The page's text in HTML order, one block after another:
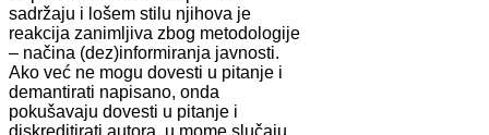
sadržaju i lošem stilu njihova je
reakcija zanimljiva zbog metodologije
– načina (dez)informiranja javnosti.
Ako već ne mogu dovesti u pitanje i
demantirati napisano, onda
pokušavaju dovesti u pitanje i
diskreditirati autora, u mome slučaju